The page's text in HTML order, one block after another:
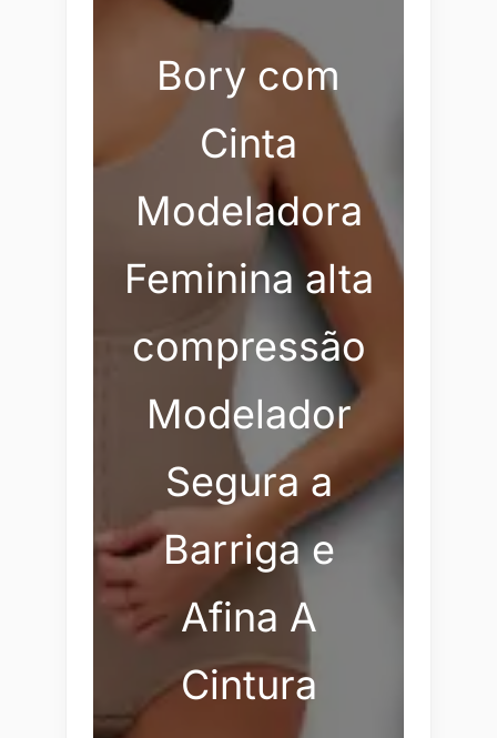
Bory com
Cinta
Modeladora
Feminina alta
compressão
Modelador
Segura a
Barriga e
Afina A
Cintura